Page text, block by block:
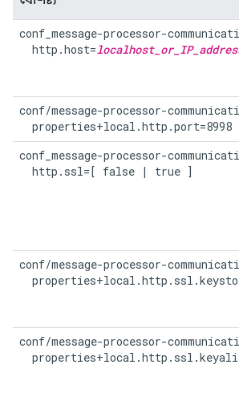
conf_message-processor-
  http.host=
conf/message-processor-
  properties+local.http.port=8998
conf_message-processor-
  http.ssl=[ false | true ]
conf/message-processor-
conf/message-processor-